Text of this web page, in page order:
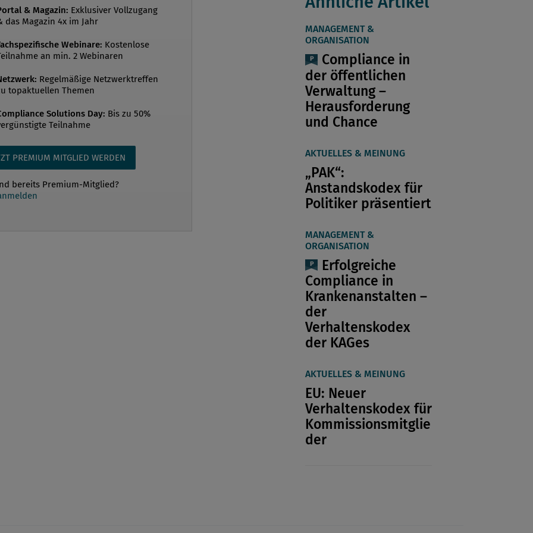
und Korruptionsprävention
Würde man Schülern erklären, dass
einen Vortrag zum Thema Werte
der Jugendlichen wohl eher
mit Werten sowie die
und Stärkung von integrem
Verhinderung von Fehlverhalten im
gelungenen Korruptionsprävention
& Magazin: Exklusiver Vollzugang
das Magazin 4x im Jahr
Webinare: Kostenlose
an min. 2 Webinaren
Regelmäßige Netzwerktreffen
topaktuellen Themen
Solutions Day: Bis zu 50%
Teilnahme
PREMIUM MITGLIED WERDEN
bereits Premium-Mitglied?
MANAGEMENT &
ORGANISATION
Compliance in
der öffentlichen
Verwaltung –
Herausforderung
und Chance
AKTUELLES & MEINUNG
„PAK“:
Anstandskodex für
Politiker präsentiert
MANAGEMENT &
ORGANISATION
Erfolgreiche
Compliance in
Krankenanstalten –
der
Verhaltenskodex
der KAGes
AKTUELLES & MEINUNG
EU: Neuer
Verhaltenskodex für
Kommissionsmitglie
der